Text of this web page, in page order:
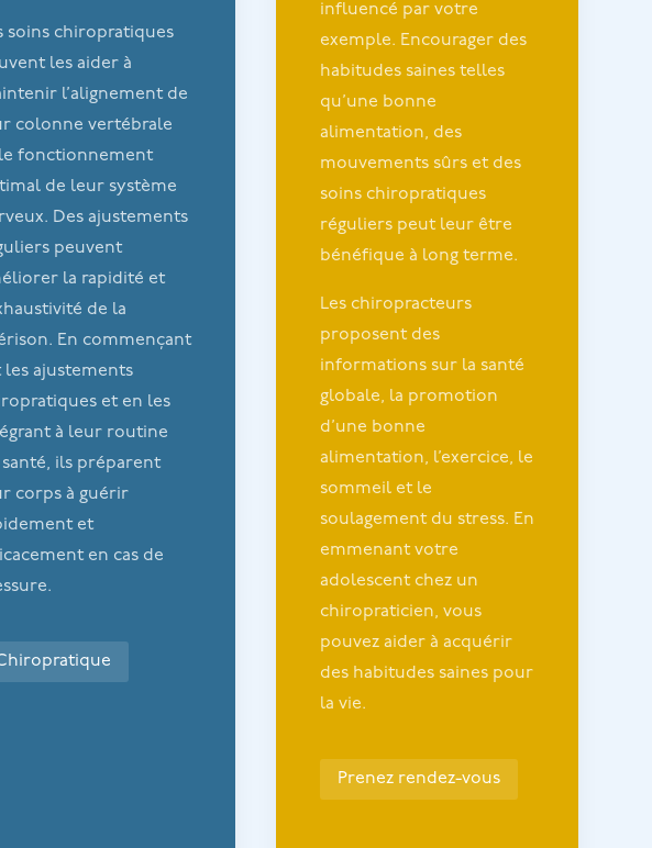
soins chiropratiques
les aider à
l’alignement de
colonne vertébrale
fonctionnement
de leur système
Des ajustements
peuvent
la rapidité et
de la
En commençant
ajustements
et en les
à leur routine
santé, ils préparent
corps à guérir
et
en cas de
influencé par votre
exemple. Encourager des
habitudes saines telles
qu’une bonne
alimentation, des
mouvements sûrs et des
soins chiropratiques
réguliers peut leur être
bénéfique à long terme.
Les chiropracteurs
proposent des
informations sur la santé
globale, la promotion
d’une bonne
alimentation, l’exercice, le
sommeil et le
soulagement du stress. En
emmenant votre
adolescent chez un
chiropraticien, vous
pouvez aider à acquérir
des habitudes saines pour
la vie.
Prenez rendez-vous